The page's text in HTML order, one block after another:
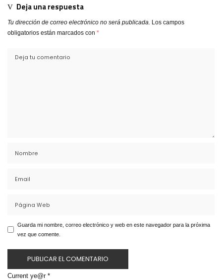
Deja una respuesta
Tu dirección de correo electrónico no será publicada. Los campos
obligatorios están marcados con *
Guarda mi nombre, correo electrónico y web en este navegador para la próxima
vez que comente.
Current ye@r *